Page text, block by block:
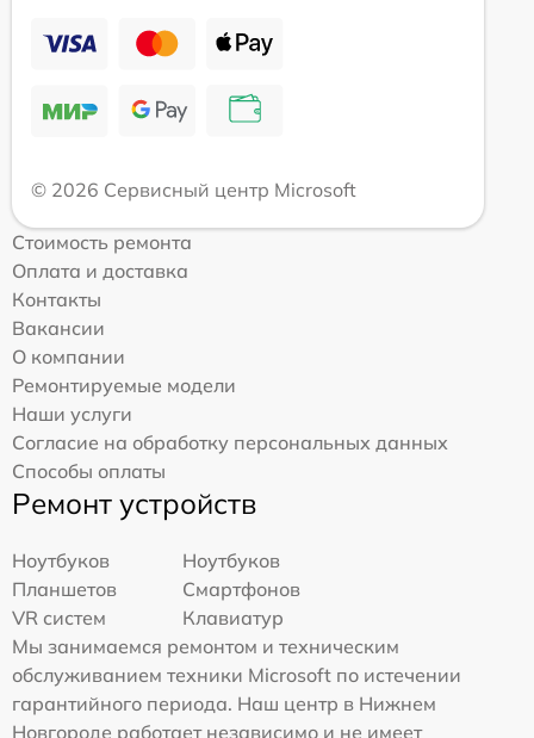
© 2026 Сервисный центр Microsoft
Стоимость ремонта
Оплата и доставка
Контакты
Вакансии
О компании
Ремонтируемые модели
Наши услуги
Согласие на обработку персональных данных
Способы оплаты
Ремонт устройств
Ноутбуков
Ноутбуков
Планшетов
Смартфонов
VR систем
Клавиатур
Мы занимаемся ремонтом и техническим
обслуживанием техники Microsoft по истечении
гарантийного периода. Наш центр в Нижнем
Новгороде работает независимо и не имеет